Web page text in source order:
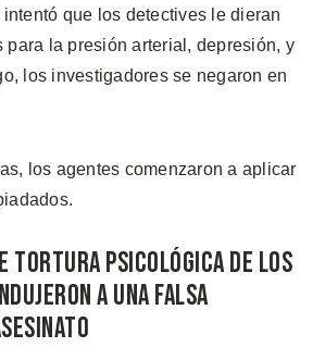
que los detectives le dieran
para la presión arterial, depresión, y
los investigadores se negaron en
los agentes comenzaron a aplicar
Tortura Psicológica de los
a una Falsa